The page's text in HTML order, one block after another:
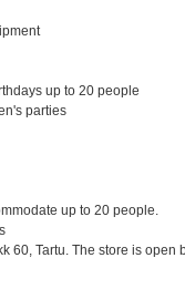
up to 20 people
parties
up to 20 people.
60, Tartu. The store is open